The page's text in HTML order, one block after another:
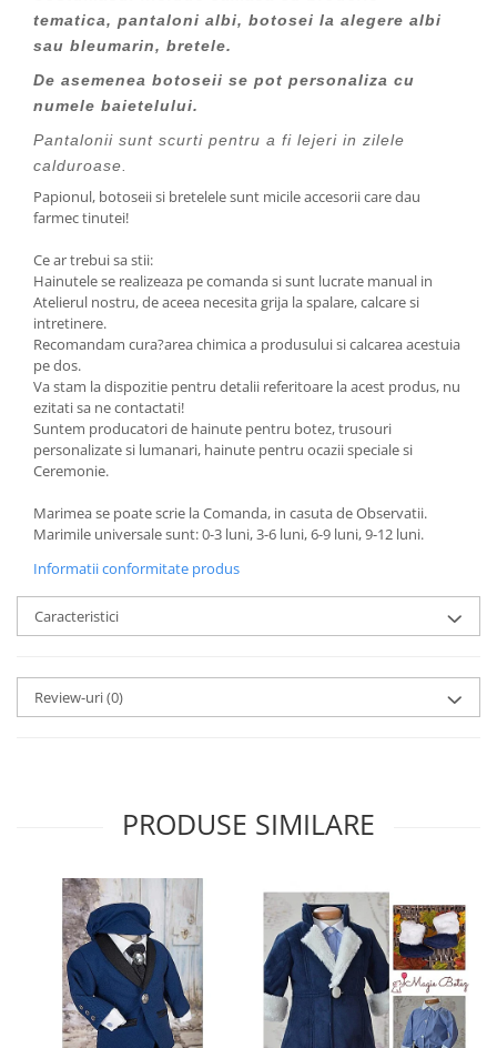
tematica, pantaloni albi, botosei la alegere albi
sau bleumarin, bretele.
De asemenea botoseii se pot personaliza cu
numele baietelului.
Pantalonii sunt scurti pentru a fi lejeri in zilele
calduroase.
Papionul, botoseii si bretelele sunt micile accesorii care dau
farmec tinutei!
Ce ar trebui sa stii:
Hainutele se realizeaza pe comanda si sunt lucrate manual in
Atelierul nostru, de aceea necesita grija la spalare, calcare si
intretinere.
Recomandam cura?area chimica a produsului si calcarea acestuia
pe dos.
Va stam la dispozitie pentru detalii referitoare la acest produs, nu
ezitati sa ne contactati!
Suntem producatori de hainute pentru botez, trusouri
personalizate si lumanari, hainute pentru ocazii speciale si
Ceremonie.
Marimea se poate scrie la Comanda, in casuta de Observatii.
Marimile universale sunt: 0-3 luni, 3-6 luni, 6-9 luni, 9-12 luni.
Informatii conformitate produs
Caracteristici
Review-uri(0)
PRODUSE SIMILARE